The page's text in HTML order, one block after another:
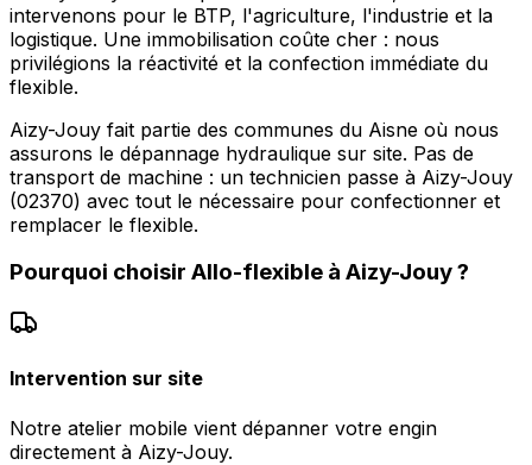
intervenons pour le BTP, l'agriculture, l'industrie et la
logistique. Une immobilisation coûte cher : nous
privilégions la réactivité et la confection immédiate du
flexible.
Aizy-Jouy fait partie des communes du Aisne où nous
assurons le dépannage hydraulique sur site. Pas de
transport de machine : un technicien passe à Aizy-Jouy
(02370) avec tout le nécessaire pour confectionner et
remplacer le flexible.
Pourquoi choisir Allo-flexible à Aizy-Jouy?
Intervention sur site
Notre atelier mobile vient dépanner votre engin
directement à Aizy-Jouy.